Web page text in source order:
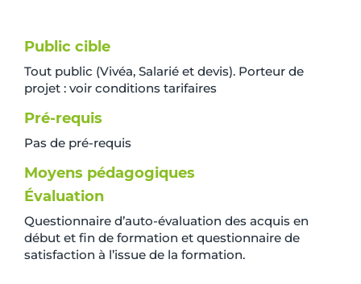
Public cible
Tout public (Vivéa, Salarié et devis). Porteur de
projet : voir conditions tarifaires
Pré-requis
Pas de pré-requis
Moyens pédagogiques
Évaluation
Questionnaire d’auto-évaluation des acquis en
début et fin de formation et questionnaire de
satisfaction à l’issue de la formation.